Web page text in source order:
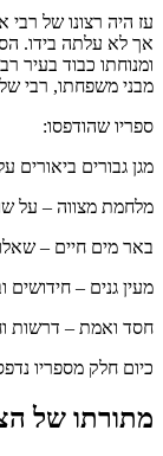
עז היה רצונו של רבי
אך לא עלתה בידו.
ומנוחתו כבוד
מבני משפחתו, רבי
ספריו שהודפסו:
מגן גבורים
מלחמת מצווה – על
באר מים חיים –
מעין גנים – חידושים
חסד ואמת – דרשות
כיום חלק מספריו
מתורתו של